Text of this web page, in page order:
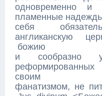
одновременно и
пламенные
себя
англиканскую
божию
и сообразно
реформированных
своим
фанатизмом, не